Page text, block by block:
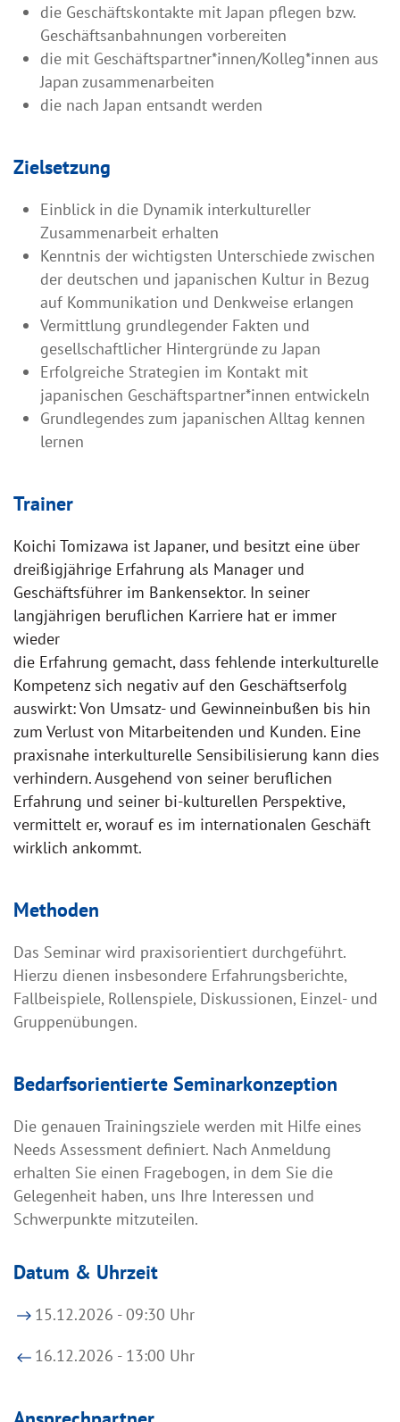
die Geschäftskontakte mit Japan pflegen bzw.
Geschäftsanbahnungen vorbereiten
die mit Geschäftspartner*innen/Kolleg*innen aus
Japan zusammenarbeiten
die nach Japan entsandt werden
Zielsetzung
Einblick in die Dynamik interkultureller
Zusammenarbeit erhalten
Kenntnis der wichtigsten Unterschiede zwischen
der deutschen und japanischen Kultur in Bezug
auf Kommunikation und Denkweise erlangen
Vermittlung grundlegender Fakten und
gesellschaftlicher Hintergründe zu Japan
Erfolgreiche Strategien im Kontakt mit
japanischen Geschäftspartner*innen entwickeln
Grundlegendes zum japanischen Alltag kennen
lernen
Trainer
Koichi Tomizawa ist Japaner, und besitzt eine über
dreißigjährige Erfahrung als Manager und
Geschäftsführer im Bankensektor. In seiner
langjährigen beruflichen Karriere hat er immer
wieder
die Erfahrung gemacht, dass fehlende interkulturelle
Kompetenz sich negativ auf den Geschäftserfolg
auswirkt: Von Umsatz- und Gewinneinbußen bis hin
zum Verlust von Mitarbeitenden und Kunden. Eine
praxisnahe interkulturelle Sensibilisierung kann dies
verhindern. Ausgehend von seiner beruflichen
Erfahrung und seiner bi-kulturellen Perspektive,
vermittelt er, worauf es im internationalen Geschäft
wirklich ankommt.
Methoden
Das Seminar wird praxisorientiert durchgeführt.
Hierzu dienen insbesondere Erfahrungsberichte,
Fallbeispiele, Rollenspiele, Diskussionen, Einzel- und
Gruppenübungen.
Bedarfsorientierte Seminarkonzeption
Die genauen Trainingsziele werden mit Hilfe eines
Needs Assessment definiert. Nach Anmeldung
erhalten Sie einen Fragebogen, in dem Sie die
Gelegenheit haben, uns Ihre Interessen und
Schwerpunkte mitzuteilen.
Datum & Uhrzeit
15.12.2026 - 09:30 Uhr
16.12.2026 - 13:00 Uhr